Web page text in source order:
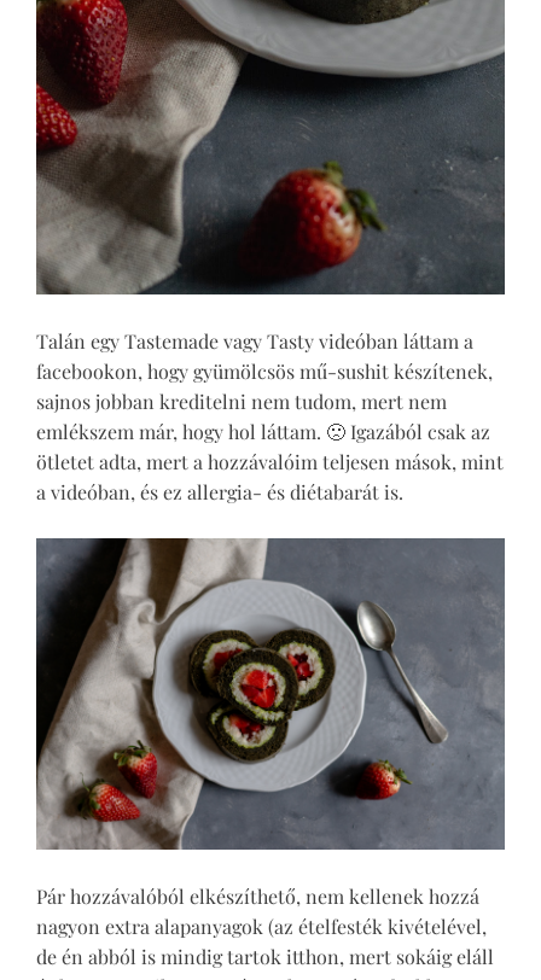
Talán egy Tastemade vagy Tasty videóban láttam a
facebookon, hogy gyümölcsös mű-sushit készítenek,
sajnos jobban kreditelni nem tudom, mert nem
emlékszem már, hogy hol láttam. 🙁 Igazából csak az
ötletet adta, mert a hozzávalóim teljesen mások, mint
a videóban, és ez allergia- és diétabarát is.
Pár hozzávalóból elkészíthető, nem kellenek hozzá
nagyon extra alapanyagok (az ételfesték kivételével,
de én abból is mindig tartok itthon, mert sokáig eláll